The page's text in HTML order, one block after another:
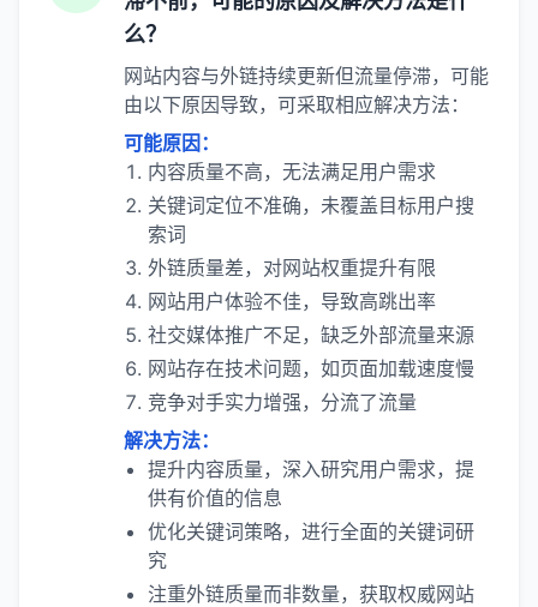
么？
网站内容与外链持续更新但流量停滞，可能
由以下原因导致，可采取相应解决方法：
可能原因：
内容质量不高，无法满足用户需求
关键词定位不准确，未覆盖目标用户搜
索词
外链质量差，对网站权重提升有限
网站用户体验不佳，导致高跳出率
社交媒体推广不足，缺乏外部流量来源
网站存在技术问题，如页面加载速度慢
竞争对手实力增强，分流了流量
解决方法：
提升内容质量，深入研究用户需求，提
供有价值的信息
优化关键词策略，进行全面的关键词研
究
注重外链质量而非数量，获取权威网站